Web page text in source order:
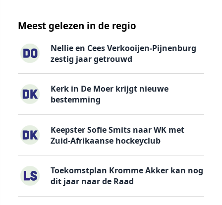
Meest gelezen in de regio
Nellie en Cees Verkooijen-Pijnenburg
zestig jaar getrouwd
Kerk in De Moer krijgt nieuwe
bestemming
Keepster Sofie Smits naar WK met
Zuid-Afrikaanse hockeyclub
Toekomstplan Kromme Akker kan nog
dit jaar naar de Raad